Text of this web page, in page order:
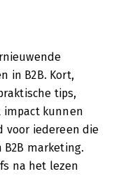
in B2B. Kort,
tips,
impact kunnen
voor iedereen die
marketing.
na het lezen